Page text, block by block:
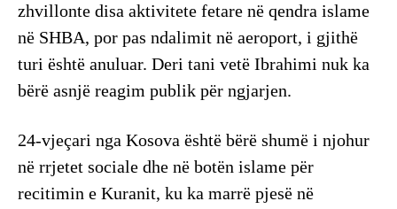
zhvillonte disa aktivitete fetare në qendra islame
në SHBA, por pas ndalimit në aeroport, i gjithë
turi është anuluar. Deri tani vetë Ibrahimi nuk ka
bërë asnjë reagim publik për ngjarjen.
24-vjeçari nga Kosova është bërë shumë i njohur
në rrjetet sociale dhe në botën islame për
recitimin e Kuranit, ku ka marrë pjesë në